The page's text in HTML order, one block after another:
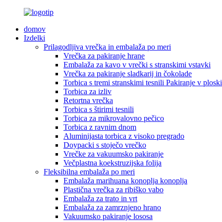
domov
Izdelki
Prilagodljiva vrečka in embalaža po meri
Vrečka za pakiranje hrane
Embalaža za kavo v vrečki s stranskimi vstavki
Vrečka za pakiranje sladkarij in čokolade
Torbica s tremi stranskimi tesnili Pakiranje v
Torbica za izliv
Retortna vrečka
Torbica s štirimi tesnili
Torbica za mikrovalovno pečico
Torbica z ravnim dnom
Aluminijasta torbica z visoko pregrado
Doypacki s stoječo vrečko
Vrečke za vakuumsko pakiranje
Večplastna koekstruzijska folija
Fleksibilna embalaža po meri
Embalaža marihuana konoplja konoplja
Plastična vrečka za ribiško vabo
Embalaža za trato in vrt
Embalaža za zamrznjeno hrano
Vakuumsko pakiranje lososa